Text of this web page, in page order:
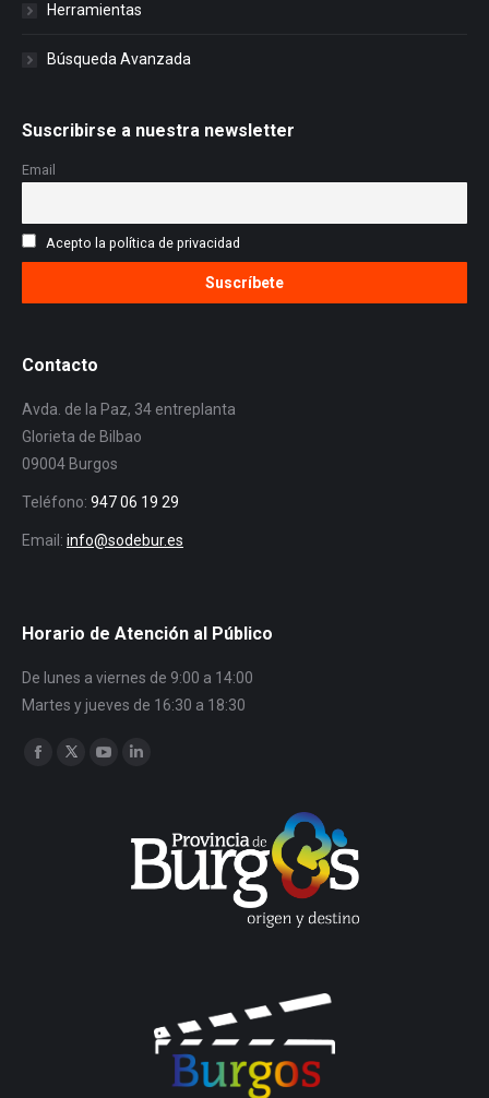
Herramientas
Búsqueda Avanzada
Suscribirse a nuestra newsletter
Email
Acepto la política de privacidad
Contacto
Avda. de la Paz, 34 entreplanta
Glorieta de Bilbao
09004 Burgos
Teléfono: 947 06 19 29
Email: info@sodebur.es
Horario de Atención al Público
De lunes a viernes de 9:00 a 14:00
Martes y jueves de 16:30 a 18:30
Encuéntranos en: